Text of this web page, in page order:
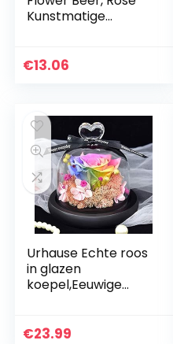
Kunstmatige
Beer, Eeuwige
€13.06
Urhause Echte roos
in glazen
koepel,Eeuwige
aakte
€23.99